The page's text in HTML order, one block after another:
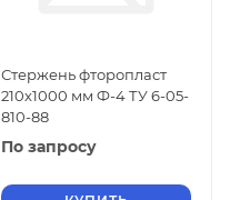
Стержень фторопласт
210х1000 мм Ф-4 ТУ 6-05-
810-88
По запросу